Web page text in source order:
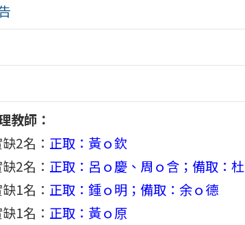
教師：
2名： 正取：黃ｏ欽
2名： 正取：呂ｏ慶、周ｏ含；備取：
1名： 正取：鍾ｏ明；備取：余ｏ德
1名： 正取：黃ｏ原